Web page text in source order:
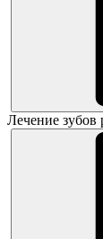
Лечение зубов